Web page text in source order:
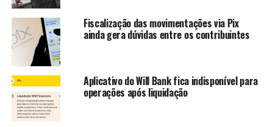
estimado em cerca de R$ 3 milhões contra os correntistas
e poupadores com contas na própria agência que ele
administrava.
A ordem de prisão preventiva foi assinada pelo juiz da
Comarca de Acopiara, Wellithon Alves de Mesquita,
atendendo a requerimento da Polícia Civil, que vinha
apurando o caso, junto com o Ministério Público (MP),
desde o ano passado.
Fiscalização das movimentações via Pix
ainda gera dúvidas entre os contribuintes
Aplicativo do Will Bank fica indisponível para
operações após liquidação